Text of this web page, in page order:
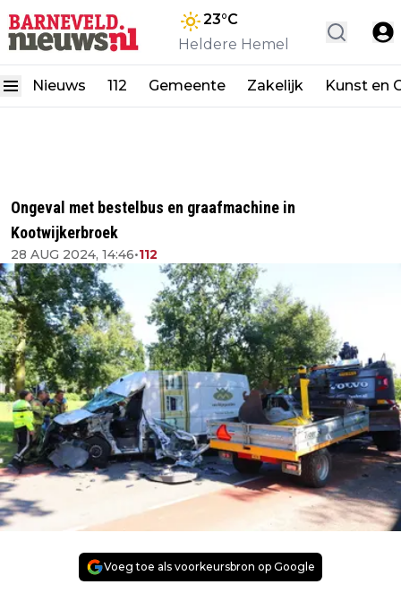
23°C
Heldere Hemel
Nieuws 112 Gemeente Zakelijk Kunst en
Ongeval met bestelbus en graafmachine in
Kootwijkerbroek
28 AUG 2024, 14:46•112
Voeg toe als voorkeursbron op Google